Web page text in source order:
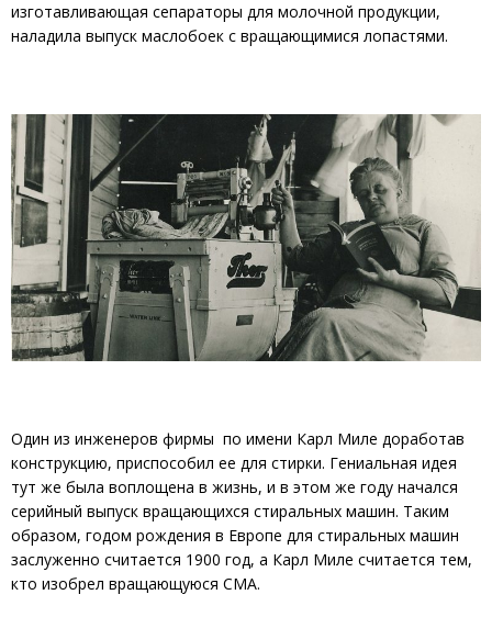
изготавливающая сепараторы для молочной продукции,
наладила выпуск маслобоек с вращающимися лопастями.
Один из инженеров фирмы по имени Карл Миле доработав
конструкцию, приспособил ее для стирки. Гениальная идея
тут же была воплощена в жизнь, и в этом же году начался
серийный выпуск вращающихся стиральных машин. Таким
образом, годом рождения в Европе для стиральных машин
заслуженно считается 1900 год, а Карл Миле считается тем,
кто изобрел вращающуюся СМА.